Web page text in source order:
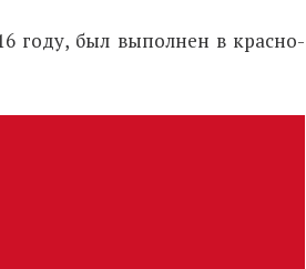
году, был выполнен в красно-